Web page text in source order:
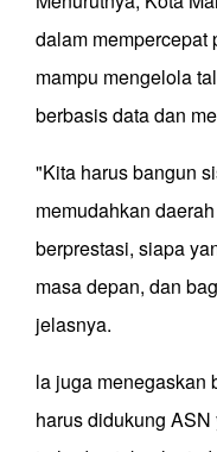
dalam mempercepat
mampu mengelola
berbasis data dan
"Kita harus bangun
memudahkan
berprestasi, siapa
masa depan, dan
jelasnya.
la juga menegaskan
harus didukung